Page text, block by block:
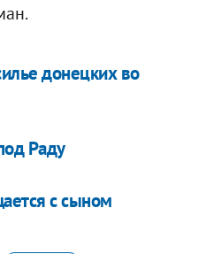
донецких во
Раду
с сыном